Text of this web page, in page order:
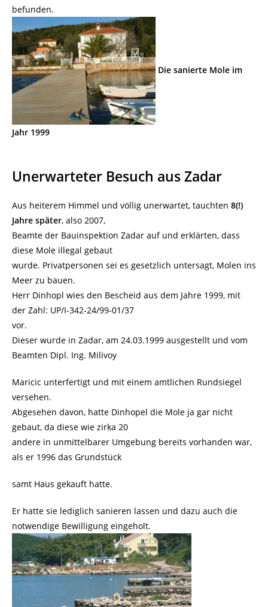
befunden.
Die sanierte Mole im
Jahr 1999
Unerwarteter Besuch aus Zadar
Aus heiterem Himmel und völlig unerwartet, tauchten 8(!)
Jahre später, also 2007,
Beamte der Bauinspektion Zadar auf und erklärten, dass
diese Mole illegal gebaut
wurde. Privatpersonen sei es gesetzlich untersagt, Molen ins
Meer zu bauen.
Herr Dinhopl wies den Bescheid aus dem Jahre 1999, mit
der Zahl: UP/I-342-24/99-01/37
vor.
Dieser wurde in Zadar, am 24.03.1999 ausgestellt und vom
Beamten Dipl. Ing. Milivoy
Maricic unterfertigt und mit einem amtlichen Rundsiegel
versehen.
Abgesehen davon, hatte Dinhopel die Mole ja gar nicht
gebaut, da diese wie zirka 20
andere in unmittelbarer Umgebung bereits vorhanden war,
als er 1996 das Grundstück
samt Haus gekauft hatte.
Er hatte sie lediglich sanieren lassen und dazu auch die
notwendige Bewilligung eingeholt.